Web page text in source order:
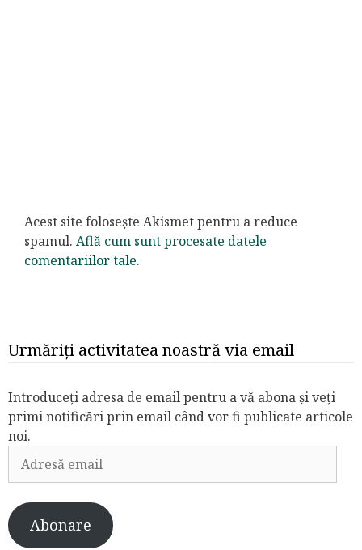
Acest site folosește Akismet pentru a reduce
spamul. Află cum sunt procesate datele
comentariilor tale.
Urmăriți activitatea noastră via email
Introduceți adresa de email pentru a vă abona și veți
primi notificări prin email când vor fi publicate articole
noi.
Adresă
email
Abonare